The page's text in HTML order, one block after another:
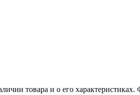
товара и о его